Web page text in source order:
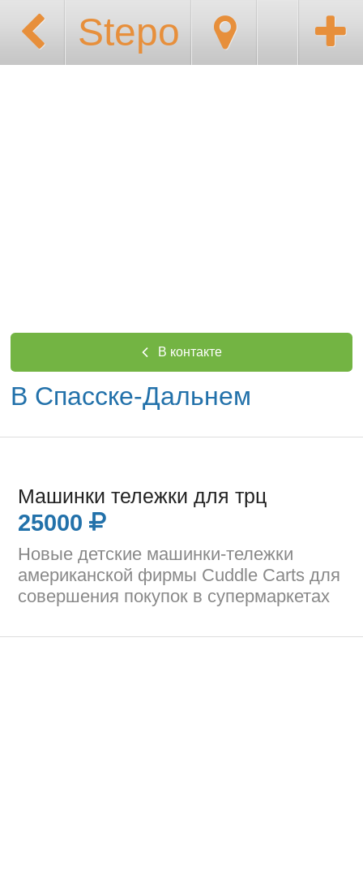
Stepo
В контакте
В Спасске-Дальнем
Машинки тележки для трц
25000
Новые детские машинки-тележки
американской фирмы Cuddle Carts для
совершения покупок в супермаркетах